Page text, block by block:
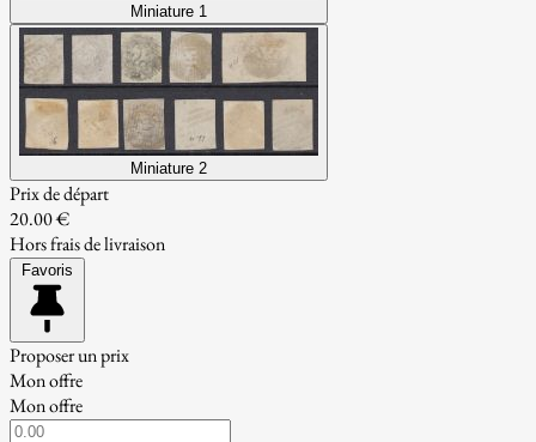
Miniature 1
Miniature 2
Prix de départ
20.00 €
Hors frais de livraison
Favoris
Proposer un prix
Mon offre
Mon offre